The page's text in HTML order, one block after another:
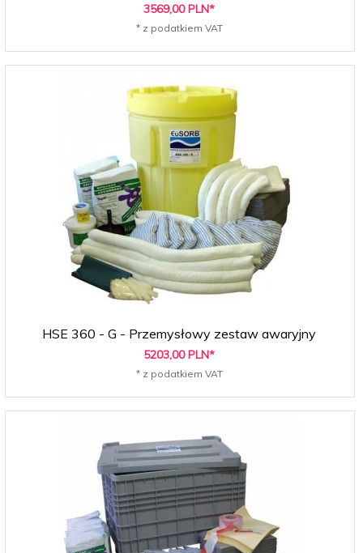
3569,00 PLN*
* z podatkiem VAT
HSE 360 - G - Przemysłowy zestaw awaryjny
5203,00 PLN*
* z podatkiem VAT